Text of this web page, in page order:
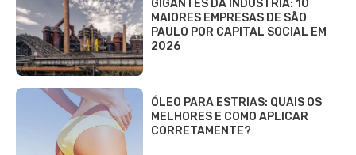
GIGANTES DA INDÚSTRIA: 10
MAIORES EMPRESAS DE SÃO
PAULO POR CAPITAL SOCIAL EM
2026
ÓLEO PARA ESTRIAS: QUAIS OS
MELHORES E COMO APLICAR
CORRETAMENTE?